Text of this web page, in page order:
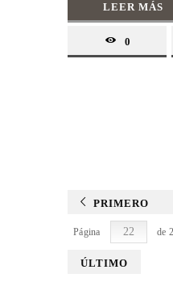
LEER MÁS
0
PRIMERO
Página de
ÚLTIMO